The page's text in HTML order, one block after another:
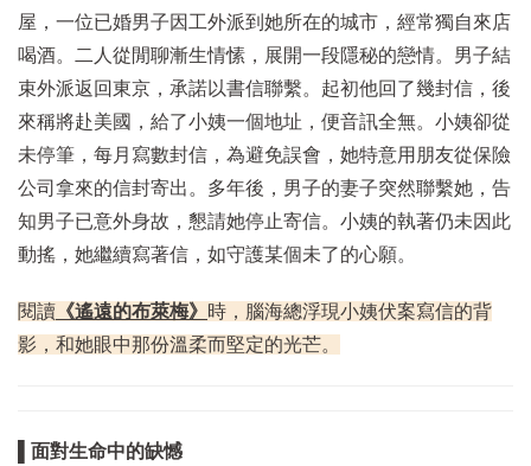
屋，一位已婚男子因工外派到她所在的城市，經常獨自來店
喝酒。二人從閒聊漸生情愫，展開一段隱秘的戀情。男子結
束外派返回東京，承諾以書信聯繫。起初他回了幾封信，後
來稱將赴美國，給了小姨一個地址，便音訊全無。小姨卻從
未停筆，每月寫數封信，為避免誤會，她特意用朋友從保險
公司拿來的信封寄出。多年後，男子的妻子突然聯繫她，告
知男子已意外身故，懇請她停止寄信。小姨的執著仍未因此
動搖，她繼續寫著信，如守護某個未了的心願。
閱讀 《遙遠的布萊梅》 時，腦海總浮現小姨伏案寫信的背
影，和她眼中那份溫柔而堅定的光芒。
▌面對生命中的缺憾